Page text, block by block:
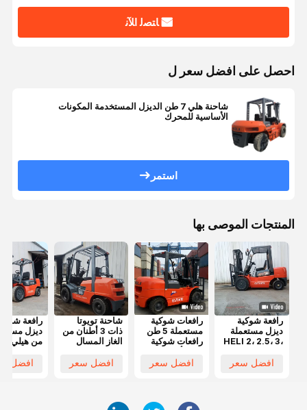
ﺎﺘﺼﻟ ﺍﻶﻧ
احصل على افضل سعر ل
شاحنة هلي 7 طن الديزل المستخدمة المكونات
الأساسية للمحرك
استمر
المنتجات الموصى بها
رافعة شوكية
ديزل مستعملة
HELI 2، 2.5، 3،
ممتازة وسعر
افضل سعر
رافعات شوكية
مستعملة 5 طن
رافعات شوكية
رافعات شوكية
جيد
افضل سعر
شاحنة تويوتا
ذات 3 أطنان من
الغاز المسال
رفع 3 أمتار
افضل سعر
رافعة
ديزل
افضل